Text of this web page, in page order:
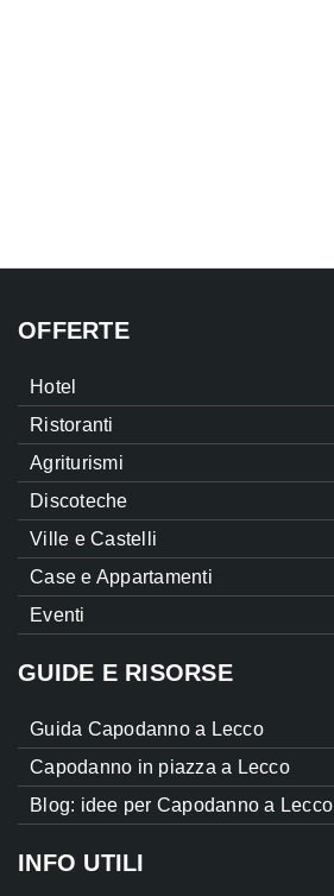
OFFERTE
Hotel
Ristoranti
Agriturismi
Discoteche
Ville e Castelli
Case e Appartamenti
Eventi
GUIDE E RISORSE
Guida Capodanno a Lecco
Capodanno in piazza a Lecco
Blog: idee per Capodanno a Lecco
INFO UTILI